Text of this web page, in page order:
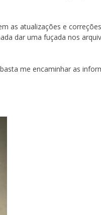
as atualizações e
dar uma fuçada nos
me encaminhar as